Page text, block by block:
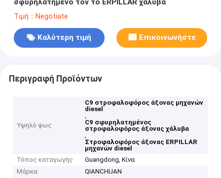
σφυρηλατημένο τον το ERPILLAR χάλυβα
Τιμή：Negotiate
Καλύτερη τιμή Επικοινωνήστε
Περιγραφή Προϊόντων
Υψηλό φως
C9 στροφαλοφόρος άξονας μηχανών
diesel
,
C9 σφυρηλατημένος
στροφαλοφόρος άξονας χάλυβα
,
Στροφαλοφόρος άξονας ERPILLAR
μηχανών diesel
Τόπος καταγωγής
Guangdong, Κίνα
Μάρκα
QIANCHUAN